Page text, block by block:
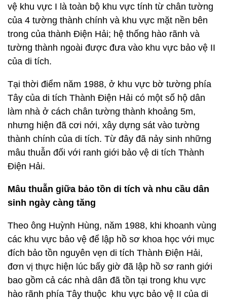
vệ khu vực I là toàn bộ khu vực tính từ chân tường
của 4 tường thành chính và khu vực mặt nền bên
trong của thành Điện Hải; hệ thống hào rãnh và
tường thành ngoài được đưa vào khu vực bảo vệ II
của di tích.
Tại thời điểm năm 1988, ở khu vực bờ tường phía
Tây của di tích Thành Điện Hải có một số hộ dân
làm nhà ở cách chân tường thành khoảng 5m,
nhưng hiện đã cơi nới, xây dựng sát vào tường
thành chính của di tích. Từ đây đã nảy sinh những
mâu thuẫn đối với ranh giới bảo vệ di tích Thành
Điện Hải.
Mâu thuẫn giữa bảo tồn di tích và nhu cầu dân
sinh ngày càng tăng
Theo ông Huỳnh Hùng, năm 1988, khi khoanh vùng
các khu vực bảo vệ để lập hồ sơ khoa học với mục
đích bảo tồn nguyên vẹn di tích Thành Điện Hải,
đơn vị thực hiện lúc bấy giờ đã lập hồ sơ ranh giới
bao gồm cả các nhà dân đã tồn tại trong khu vực
hào rãnh phía Tây thuộc khu vực bảo vệ II của di